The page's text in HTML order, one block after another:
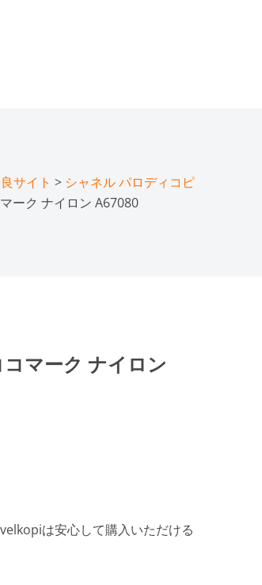
サイト > シャネル パロディコピ
ーク ナイロン A67080
マーク ナイロン
は安心して購入いただける